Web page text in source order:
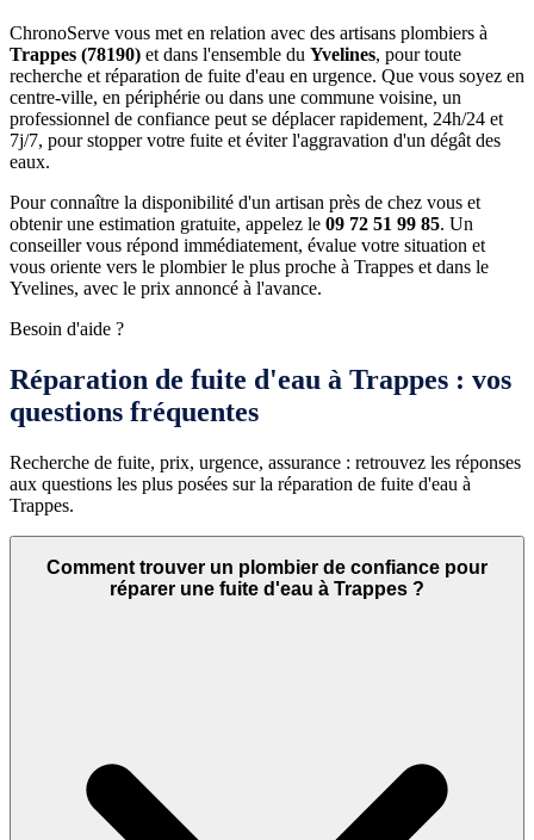
ChronoServe vous met en relation avec des artisans plombiers à
Trappes (78190) et dans l'ensemble du Yvelines, pour toute
recherche et réparation de fuite d'eau en urgence. Que vous soyez en
centre-ville, en périphérie ou dans une commune voisine, un
professionnel de confiance peut se déplacer rapidement, 24h/24 et
7j/7, pour stopper votre fuite et éviter l'aggravation d'un dégât des
eaux.
Pour connaître la disponibilité d'un artisan près de chez vous et
obtenir une estimation gratuite, appelez le 09 72 51 99 85. Un
conseiller vous répond immédiatement, évalue votre situation et
vous oriente vers le plombier le plus proche à Trappes et dans le
Yvelines, avec le prix annoncé à l'avance.
Besoin d'aide ?
Réparation de fuite d'eau à Trappes : vos
questions fréquentes
Recherche de fuite, prix, urgence, assurance : retrouvez les réponses
aux questions les plus posées sur la réparation de fuite d'eau à
Trappes.
Comment trouver un plombier de confiance pour
réparer une fuite d'eau à Trappes ?